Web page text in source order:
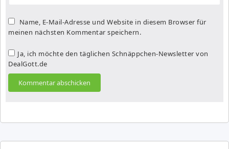
Name, E-Mail-Adresse und Website in diesem Browser für
meinen nächsten Kommentar speichern.
Ja, ich möchte den täglichen Schnäppchen-Newsletter von
DealGott.de